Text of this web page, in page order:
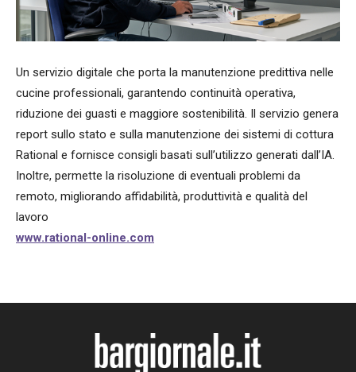
Un servizio digitale che porta la manutenzione predittiva nelle
cucine professionali, garantendo continuità operativa,
riduzione dei guasti e maggiore sostenibilità. Il servizio genera
report sullo stato e sulla manutenzione dei sistemi di cottura
Rational e fornisce consigli basati sull’utilizzo generati dall’IA.
Inoltre, permette la risoluzione di eventuali problemi da
remoto, migliorando affidabilità, produttività e qualità del
lavoro
www.rational-online.com